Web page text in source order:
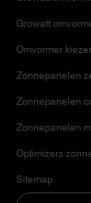
Growatt
Omvormer
Zonnepanelen
Zonnepanelen
Zonnepanelen
Optimizers
Sitemap